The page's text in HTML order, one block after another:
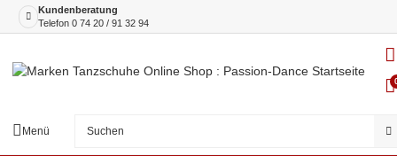
Kundenberatung
Telefon 0 74 20 / 91 32 94
Menü